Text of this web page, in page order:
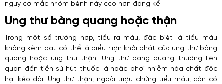
nguy cơ mắc nhóm bệnh này cao hơn đáng kể.
Ung thư bàng quang hoặc thận
Trong một số trường hợp, tiểu ra máu, đặc biệt là tiểu máu
không kèm đau có thể là biểu hiện khởi phát của ung thư bàng
quang hoặc ung thư thận. Ung thư bàng quang thường liên
quan đến tiền sử hút thuốc lá hoặc phơi nhiễm hóa chất độc
hại kéo dài. Ung thư thận, ngoài triệu chứng tiểu máu, còn có